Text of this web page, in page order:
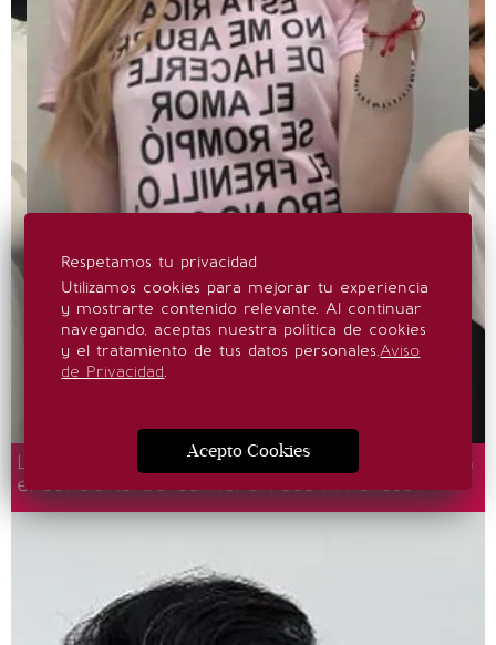
Loreto Peralta, Luis Gerardo Méndez y más en
el concierto de Ca7riel & Paco Amoroso
Respetamos tu privacidad
Utilizamos cookies para mejorar tu experiencia
y mostrarte contenido relevante. Al continuar
navegando, aceptas nuestra política de cookies
y el tratamiento de tus datos personales.Aviso
de Privacidad.
Acepto Cookies